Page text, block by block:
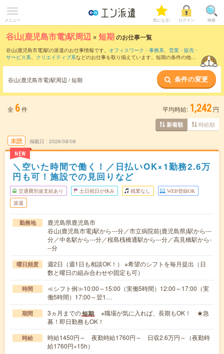
メニュー 気になる! ログイン 検索
谷山(鹿児島市電)駅周辺 ×短期のお仕事一覧
谷山(鹿児島市電)駅の派遣のお仕事情報です。 オフィスワーク・事務系、 営業・販売・
サービス系、 クリエイティブ系などのお仕事を取り揃えています。短期の条件の他
谷山(鹿児島市電)駅周辺 / 短期 条件の変更
全 6件 平均時給: 1,242 円
新着順 時給順
未読
NEW
掲載日 2026/08/08
＼空いた時間で働く！／日払いOK×1勤務2.6万
円も可！施設での見回りなど
交通費別途支給あり 土日祝日が休み 残業なし WEB登録OK
派遣
勤務地
鹿児島県鹿児島市
谷山(鹿児島市電)駅から---分／市立病院前(鹿児島県)駅から---
分／中名駅から---分／桜島桟橋通駅から---分／高見橋駅から-
--分
曜日頻度
週2日（週1日も相談OK！） ※希望のシフトを毎月提出（日
数と曜日の組み合わせや固定も可）
時間
≪シフト例≫10:00～15:00（実働5時間）12:00～17:00（実
働5時間）17:00～翌1…
期間 3ヵ月までの短期
※職場が気に入れば、長期もOK！ ★急
募！即日勤務もOK！
時給
時給1450円～ 夜勤時給1760円～ 日収2.6万円～（夜勤時
給1760円×15h）